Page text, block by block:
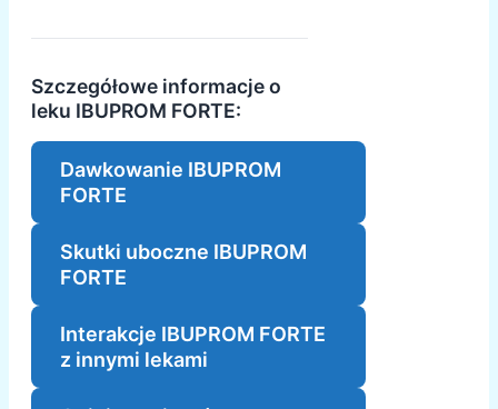
Szczegółowe informacje o
leku IBUPROM FORTE:
Dawkowanie IBUPROM
FORTE
Skutki uboczne IBUPROM
FORTE
Interakcje IBUPROM FORTE
z innymi lekami